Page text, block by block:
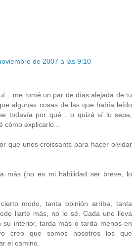
de 2007 a las 9:10
me tomé un par de días alejada de tu
algunas cosas de las que había leído
todavía por qué... o quizá sí lo sepa,
cómo explicarlo...
que unos croissants para hacer olvidar
más (no es mi habilidad ser breve, lo
modo, tanta opinión arriba, tanta
liarte más, no lo sé. Cada uno lleva
su interior, tarda más o tarda menos en
creo que somos nosotros los que
el camino.